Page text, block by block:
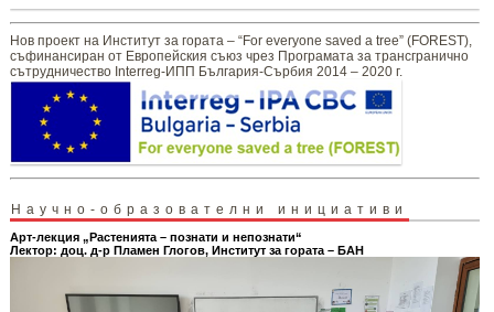
Нов проект на Институт за гората – “For everyone saved a tree” (FOREST),
съфинансиран от Европейския съюз чрез Програмата за трансгранично
сътрудничество Interreg-ИПП България-Сърбия 2014 – 2020 г.
Научно-образователни инициативи
Арт-лекция „Растенията – познати и непознати“
Лектор: доц. д-р Пламен Глогов, Институт за гората – БАН